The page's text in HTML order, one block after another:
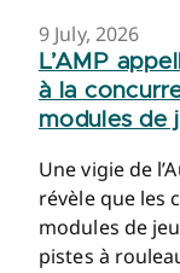
9 July, 2026
L’AMP
à la
modules de
Une vigie de
révèle que les
modules de
pistes à